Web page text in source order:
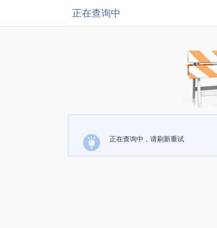
正在查询中
正在查询中，请刷新重试